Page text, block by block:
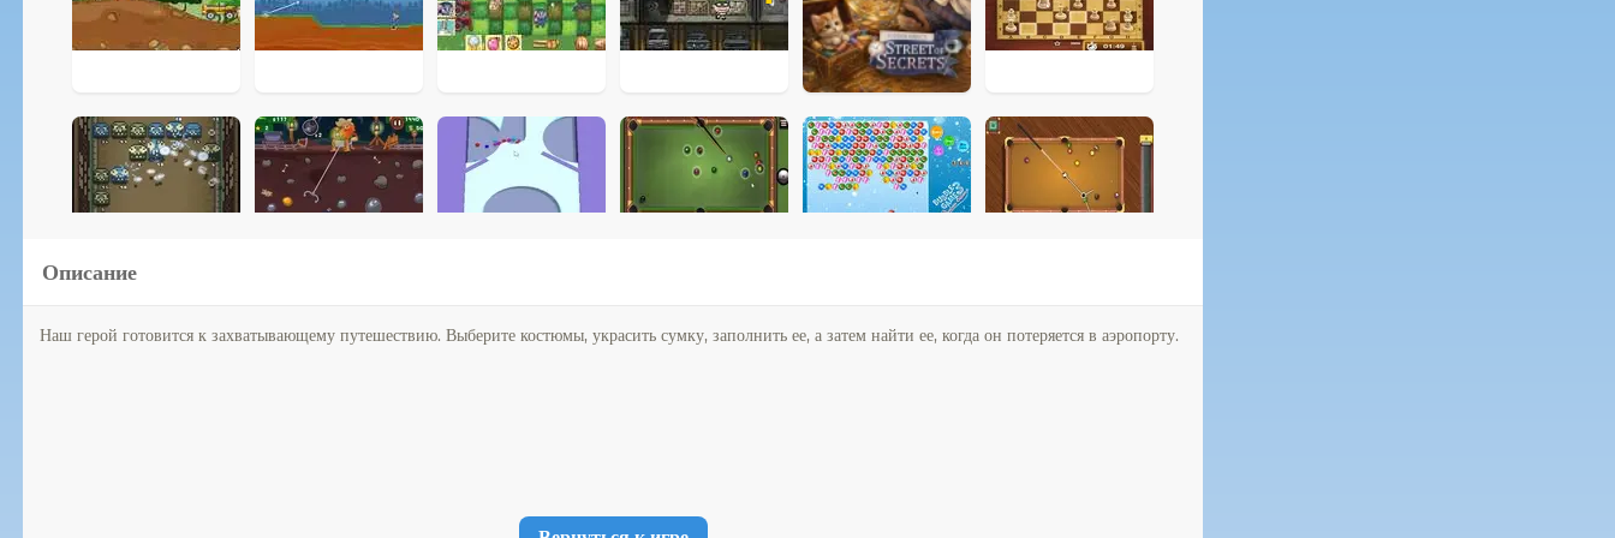
Описание
Наш герой готовится к захватывающему путешествию. Выберите костюмы, украсить сумку, заполнить ее, а затем найти ее, когда он потеряется в аэропорту.